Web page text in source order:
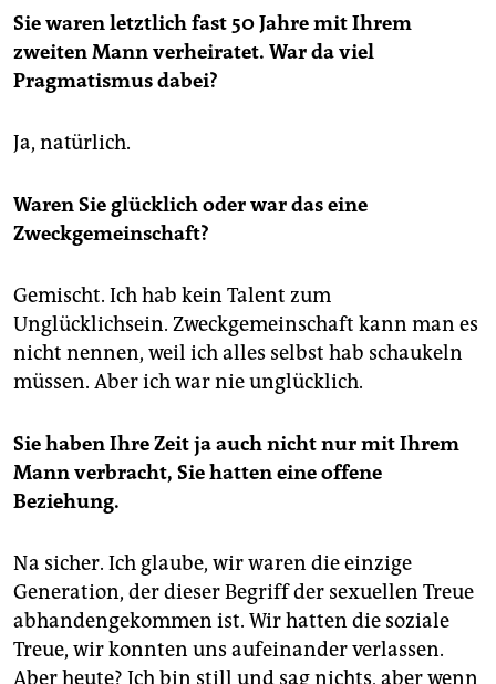
Sie waren letztlich fast 50 Jahre mit Ihrem
zweiten Mann verheiratet. War da viel
Pragmatismus dabei?
Ja, natürlich.
Waren Sie glücklich oder war das eine
Zweckgemeinschaft?
Gemischt. Ich hab kein Talent zum
Unglücklichsein. Zweckgemeinschaft kann man es
nicht nennen, weil ich alles selbst hab schaukeln
müssen. Aber ich war nie unglücklich.
Sie haben Ihre Zeit ja auch nicht nur mit Ihrem
Mann verbracht, Sie hatten eine offene
Beziehung.
Na sicher. Ich glaube, wir waren die einzige
Generation, der dieser Begriff der sexuellen Treue
abhandengekommen ist. Wir hatten die soziale
Treue, wir konnten uns aufeinander verlassen.
Aber heute? Ich bin still und sag nichts, aber wenn